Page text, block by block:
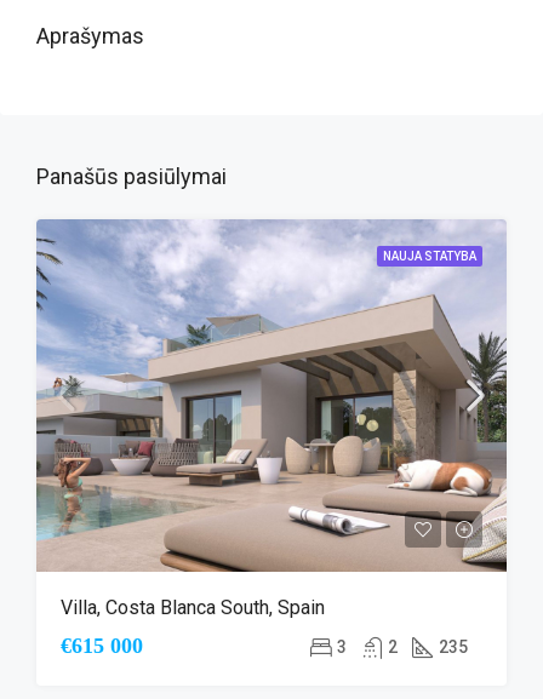
Aprašymas
Panašūs pasiūlymai
NAUJA STATYBA
Villa, Costa Blanca South, Spain
€615 000 3 2 235